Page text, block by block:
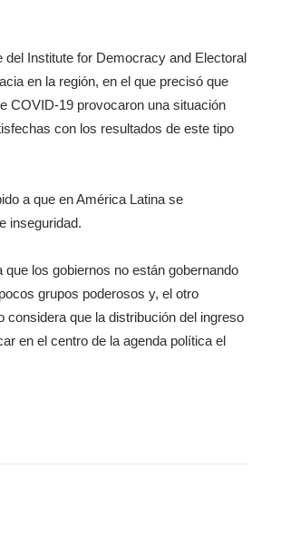
Institute for Democracy and Electoral
en la región, en el que precisó que
COVID-19 provocaron una situación
con los resultados de este tipo
a que en América Latina se
inseguridad.
los gobiernos no están gobernando
grupos poderosos y, el otro
que la distribución del ingreso
en el centro de la agenda política el